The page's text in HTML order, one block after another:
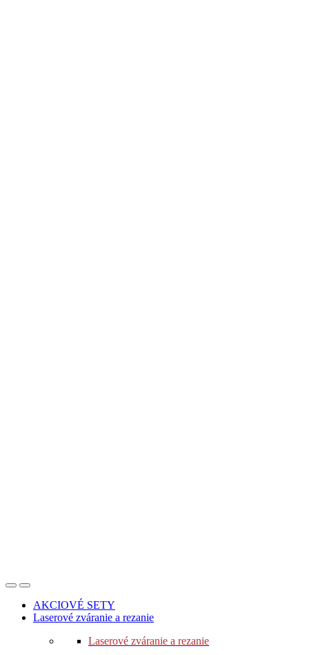
AKCIOVÉ SETY
Laserové zváranie a rezanie
Laserové zváranie a rezanie